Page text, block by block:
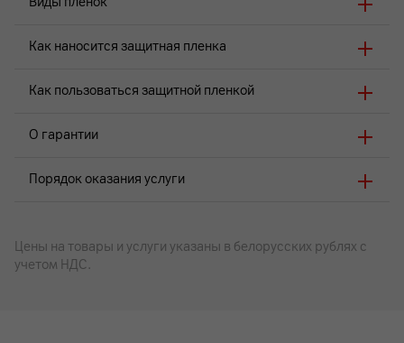
Как наносится защитная пленка
Как пользоваться защитной пленкой
О гарантии
Порядок оказания услуги
Цены на товары и услуги указаны в белорусских рублях с
учетом НДС.